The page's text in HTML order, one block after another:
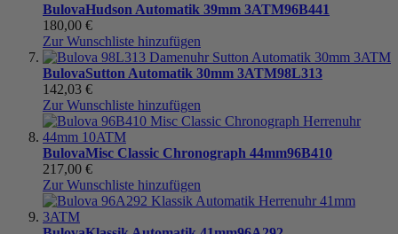
BulovaHudson Automatik 39mm 3ATM96B441
180,00 €
Zur Wunschliste hinzufügen
BulovaSutton Automatik 30mm 3ATM98L313
142,03 €
Zur Wunschliste hinzufügen
BulovaMisc Classic Chronograph 44mm96B410
217,00 €
Zur Wunschliste hinzufügen